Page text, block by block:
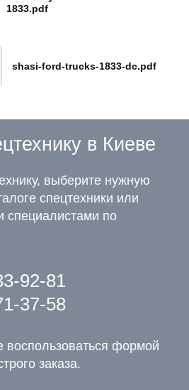
1833.pdf
shasi-ford-trucks-1833-dc.pdf
в Киеве
выберите нужную
спецтехники или
специалистами по
92-81
37-58
воспользоваться формой
заказа.